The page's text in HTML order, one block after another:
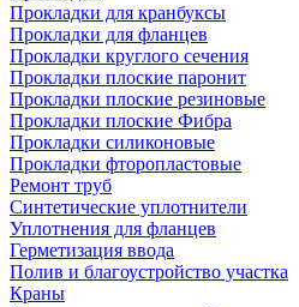
Прокладки для кранбуксы
Прокладки для фланцев
Прокладки круглого сечения
Прокладки плоские паронит
Прокладки плоские резиновые
Прокладки плоские Фибра
Прокладки силиконовые
Прокладки фторопластовые
Ремонт труб
Синтетические уплотнители
Уплотнения для фланцев
Герметизация ввода
Полив и благоустройство участка
Краны